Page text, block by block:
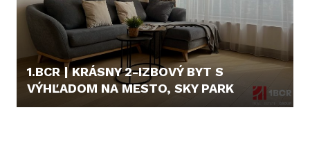
1.BCR | KRÁSNY 2-IZBOVÝ BYT S
VÝHĽADOM NA MESTO, SKY PARK